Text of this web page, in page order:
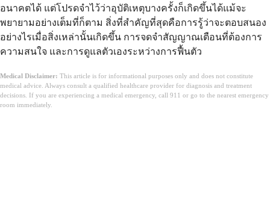
อนาคตได้ แต่โปรดจำไว้ว่าอุบัติเหตุบางครั้งก็เกิดขึ้นได้แม้จะ
พยายามอย่างเต็มที่ก็ตาม สิ่งที่สำคัญที่สุดคือการรู้ว่าจะตอบสนอง
อย่างไรเมื่อสิ่งเหล่านั้นเกิดขึ้น การจดจำสัญญาณเตือนที่ต้องการ
ความสนใจ และการดูแลตัวเองระหว่างการฟื้นตัว
Medical Disclaimer: This article is for informational purposes only and does not constitute
medical advice. Always consult a qualified healthcare provider for diagnosis and treatment
decisions. If you are experiencing a medical emergency, call 911 or go to the nearest emergency
room immediately.